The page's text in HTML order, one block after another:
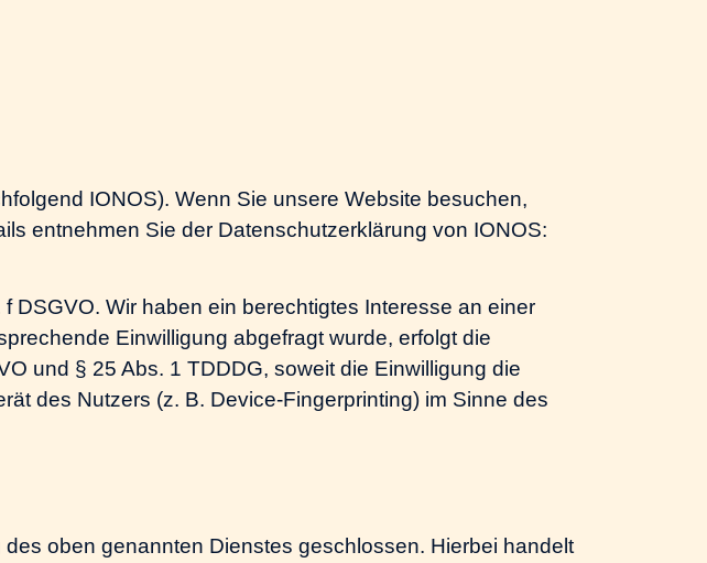
IONOS). Wenn Sie unsere Website besuchen,
entnehmen Sie der Datenschutzerklärung von IONOS:
DSGVO. Wir haben ein berechtigtes Interesse an einer
Einwilligung abgefragt wurde, erfolgt die
und § 25 Abs. 1 TDDDG, soweit die Einwilligung die
des Nutzers (z. B. Device-Fingerprinting) im Sinne des
oben genannten Dienstes geschlossen. Hierbei handelt